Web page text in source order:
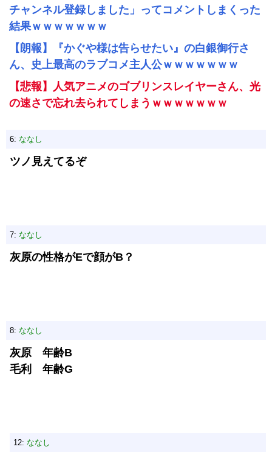
チャンネル登録しました」ってコメントしまくった
結果ｗｗｗｗｗｗｗ
【朗報】『かぐや様は告らせたい』の白銀御行さ
ん、史上最高のラブコメ主人公ｗｗｗｗｗｗｗ
【悲報】人気アニメのゴブリンスレイヤーさん、光
の速さで忘れ去られてしまうｗｗｗｗｗｗｗ
6: ななし
ツノ見えてるぞ
7: ななし
灰原の性格がEで顔がB？
8: ななし
灰原 年齢B
毛利 年齢G
12: ななし